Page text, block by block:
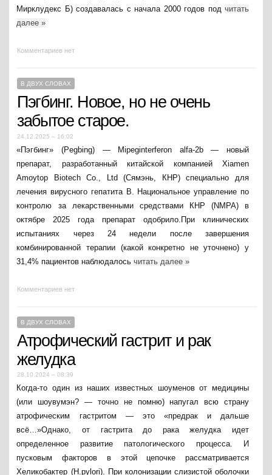
Мирклудекс Б) создавалась с начала 2000 годов под читать
далее»
Комментариев нет
В ДВУХ СЛОВАХ
Пэгбинг. Новое, но не очень
забытое старое.
24.12.2025 – 16:02
«Пэгбинг» (Pegbing) — Mipeginterferon alfa-2b — новый
препарат, разработанный китайской компанией Xiamen
Amoytop Biotech Co., Ltd (Сямэнь, КНР) специально для
лечения вирусного гепатита В. Национальное управление по
контролю за лекарственными средствами КНР (NMPA) в
октябре 2025 года препарат одобрило.При клинических
испытаниях через 24 недели после завершения
комбинированной терапии (какой конкретно не уточнено) у
31,4% пациентов наблюдалосьчитать далее»
Комментариев нет
В ДВУХ СЛОВАХ
Атрофический гастрит и рак
желудка
28.10.2024 – 08:39
Когда-то один из наших известных шоуменов от медицины
(или шоувумэн? — точно не помню) напугал всю страну
атрофическим гастритом — это «предрак и дальше
всё…»Однако, от гастрита до рака желудка идет
определенное развитие патологического процесса. И
пусковым факторов в этой цепочке рассматривается
Хеликобактер (H.pylori). При колонизации слизистой оболочки